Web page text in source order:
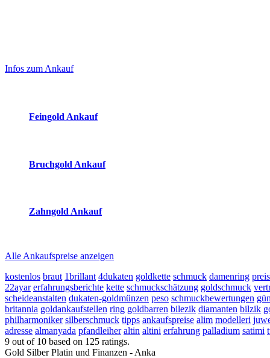
Sidebar
Infos zum Ankauf
Feingold Ankauf
Bruchgold Ankauf
Zahngold Ankauf
Alle Ankaufspreise anzeigen
kostenlos braut 1brillant 4dukaten goldkette schmuck damenring
22ayar erfahrungsberichte kette schmuckschätzung goldschmuck
scheideanstalten dukaten-goldmünzen peso schmuckbewertungen
britannia goldankaufstellen ring goldbarren bilezik diamanten bilzik
philharmoniker silberschmuck tipps ankaufspreise alim modelleri
adresse almanyada pfandleiher altin altini erfahrung palladium satimi
9 out of 10 based on 125 ratings.
Gold Silber Platin und Finanzen - Anka